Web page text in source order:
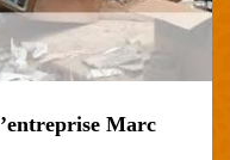
Marc